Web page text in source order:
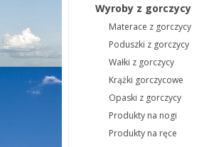
Wyroby z gorczycy
Materace z gorczycy
Poduszki z gorczycy
Wałki z gorczycy
Krążki gorczycowe
Opaski z gorczycy
Produkty na nogi
Produkty na ręce